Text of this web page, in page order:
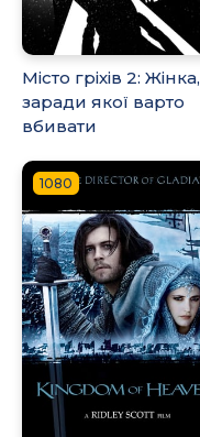
Місто гріхів 2: Жінка,
заради якої варто
вбивати
1080